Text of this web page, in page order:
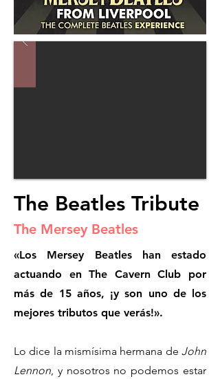
The Beatles Tribute
The Mersey Beatles
«Los Mersey Beatles han estado
actuando en The Cavern Club por
más de 15 años, ¡y son uno de los
mejores tributos que verás!».
Lo dice la mismísima hermana de John
Lennon, y nosotros no podemos estar